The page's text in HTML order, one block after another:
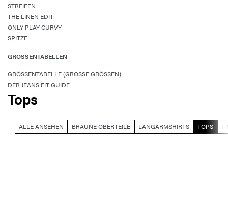
STREIFEN
THE LINEN EDIT
ONLY PLAY CURVY
SPITZE
GRÖSSENTABELLEN
GRÖSSENTABELLE (GROSSE GRÖSSEN)
DER JEANS FIT GUIDE
Tops
ALLE ANSEHEN BRAUNE OBERTEILE LANGARMSHIRTS TOPS